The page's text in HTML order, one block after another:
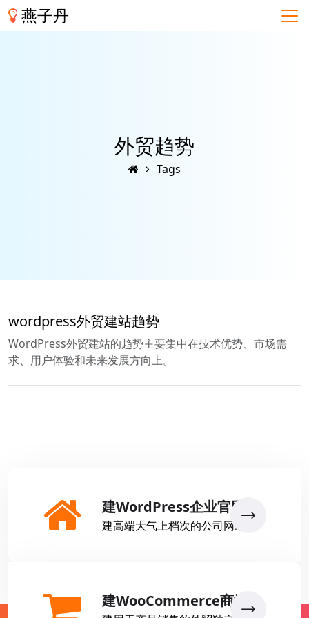
燕子丹
外贸趋势
Tags
wordpress外贸建站趋势
WordPress外贸建站的趋势主要集中在技术优势、市场需
求、用户体验和未来发展方向上。
建WordPress企业官网
建高端大气上档次的公司网站
建WooCommerce商城